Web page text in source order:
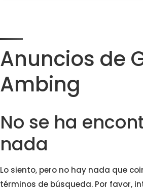
Anuncios de
Ambing
No se ha
nada
Lo siento, pero no hay nada que
términos de búsqueda. Por favor,